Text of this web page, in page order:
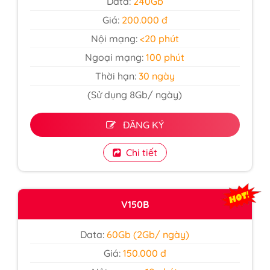
Giá: 200.000 đ
Nội mạng: <20 phút
Ngoại mạng: 100 phút
Thời hạn:30 ngày
(Sử dụng 8Gb/ ngày)
ĐĂNG KÝ
Chi tiết
V150B
Data: 60Gb (2Gb/ ngày)
Giá: 150.000 đ